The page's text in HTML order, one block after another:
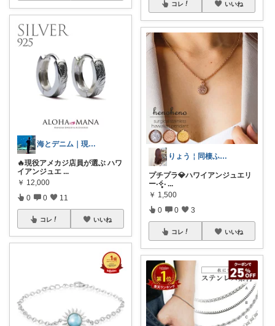
海とデニム｜現役アメカジ店員
🔥現役アメカジ店員が選ぶ ハワ
イアンジュエ ...
￥ 12,000
0 0 11
コレ いいね
コレ いいね
りょう￤同棲ふたり暮らし🔖.·
プチプラ💎ハワイアンジュエリ
ー‧✧̣̥̇‧ ...
￥ 1,500
0 0 3
コレ いいね